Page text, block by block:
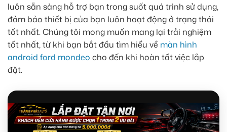
luôn sẵn sàng hỗ trợ bạn trong suốt quá trình sử dụng,
đảm bảo thiết bị của bạn luôn hoạt động ở trạng thái
tốt nhất. Chúng tôi mong muốn mang lại trải nghiệm
tốt nhất, từ khi bạn bắt đầu tìm hiểu về màn hình
android ford mondeo cho đến khi hoàn tất việc lắp
đặt.